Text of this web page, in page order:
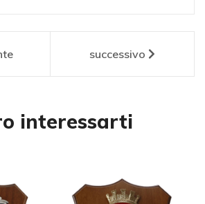
successivo
interessarti